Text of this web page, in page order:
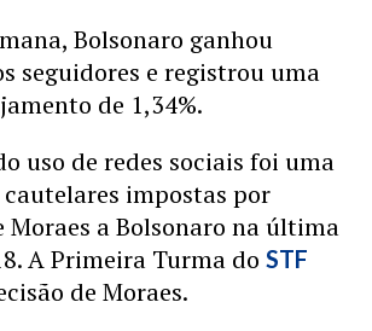
Bolsonaro ganhou
seguidores e registrou uma
de 1,34%.
uso de redes sociais foi uma
impostas por
Moraes a Bolsonaro na última
A Primeira Turma do STF
de Moraes.